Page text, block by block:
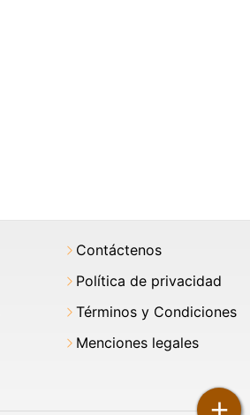
Contáctenos
Política de privacidad
Términos y Condiciones
Menciones legales